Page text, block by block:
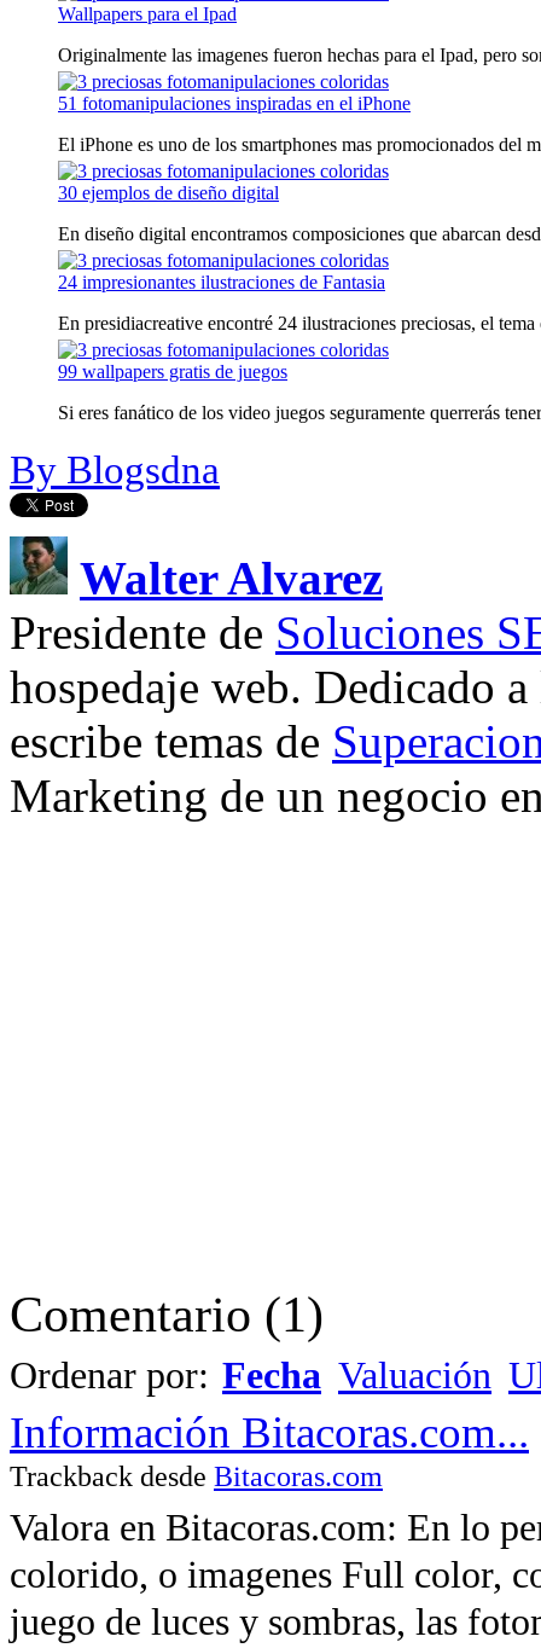
Wallpapers para el Ipad
Originalmente las imagenes fueron hechas para el Ipad, pero
51 fotomanipulaciones inspiradas en el iPhone
El iPhone es uno de los smartphones mas promocionados del
30 ejemplos de diseño digital
En diseño digital encontramos composiciones que abarcan
24 impresionantes ilustraciones de Fantasia
En presidiacreative encontré 24 ilustraciones preciosas, el tema
99 wallpapers gratis de juegos
Si eres fanático de los video juegos seguramente querrerás
By Blogsdna
Walter Alvarez
Presidente de Soluciones
hospedaje web. Dedicado
escribe temas de
Marketing de un negocio
Comentario (1)
Ordenar por: Fecha Valuación
Información Bitacoras.com...
Trackback desde Bitacoras.com
Valora en Bitacoras.com: En lo
colorido, o imagenes Full color,
juego de luces y sombras, las